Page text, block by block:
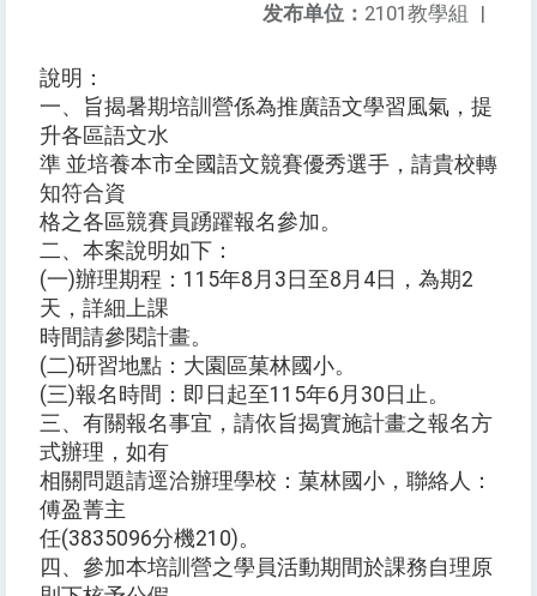
发布单位： 2101教學組 |
說明：
一、旨揭暑期培訓營係為推廣語文學習風氣，提
升各區語文水
準 並培養本市全國語文競賽優秀選手，請貴校轉
知符合資
格之各區競賽員踴躍報名參加。
二、本案說明如下：
(一)辦理期程：115年8月3日至8月4日，為期2
天，詳細上課
時間請參閱計畫。
(二)研習地點：大園區菓林國小。
(三)報名時間：即日起至115年6月30日止。
三、有關報名事宜，請依旨揭實施計畫之報名方
式辦理，如有
相關問題請逕洽辦理學校：菓林國小，聯絡人：
傅盈菁主
任(3835096分機210)。
四、參加本培訓營之學員活動期間於課務自理原